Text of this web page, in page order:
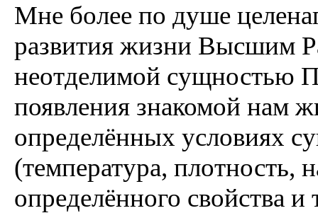
Мне более по душе
развития жизни Высшим
неотделимой сущностью
появления знакомой нам
определённых условиях
(температура, плотность,
определённого свойства и